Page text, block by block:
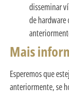
disseminar
de hardware
Mais
Esperemos que
anteriormente, se